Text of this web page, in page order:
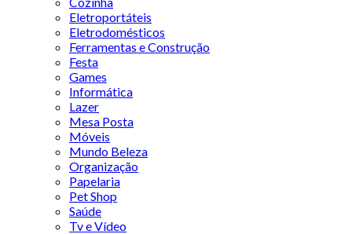
Eletroportáteis
Eletrodomésticos
Ferramentas e Construção
Festa
Games
Informática
Lazer
Mesa Posta
Móveis
Mundo Beleza
Organização
Papelaria
Pet Shop
Saúde
Tv e Vídeo